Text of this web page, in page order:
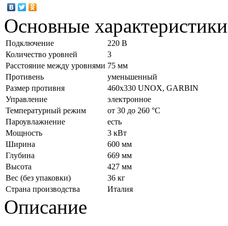
Основные характеристики
Подключение
220 В
Количество уровней
3
Расстояние между уровнями 75 мм
Противень
уменьшенный
Размер противня
460х330 UNOX, GARBIN
Управление
электронное
Температурный режим
от 30 до 260 °С
Пароувлажнение
есть
Мощность
3 кВт
Ширина
600 мм
Глубина
669 мм
Высота
427 мм
Вес (без упаковки)
36 кг
Страна производства
Италия
Описание